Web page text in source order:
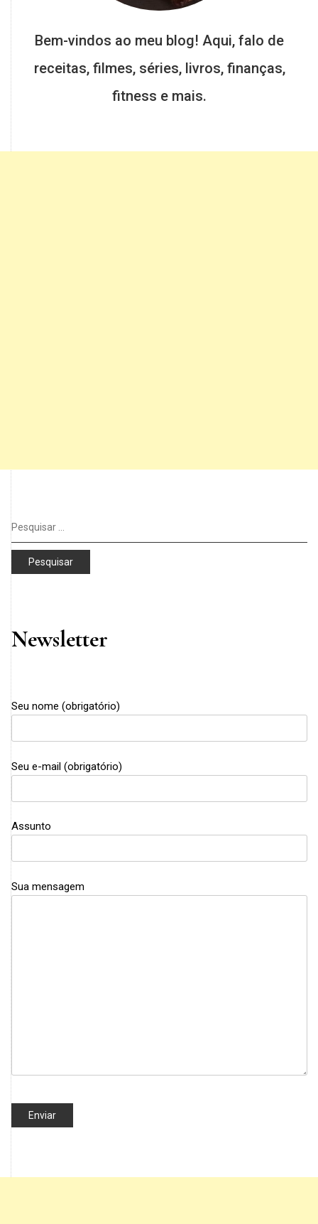
Bem-vindos ao meu blog! Aqui, falo de
receitas, filmes, séries, livros, finanças,
fitness e mais.
Pesquisar
por:
Newsletter
Seu nome (obrigatório)
Seu e-mail (obrigatório)
Assunto
Sua mensagem